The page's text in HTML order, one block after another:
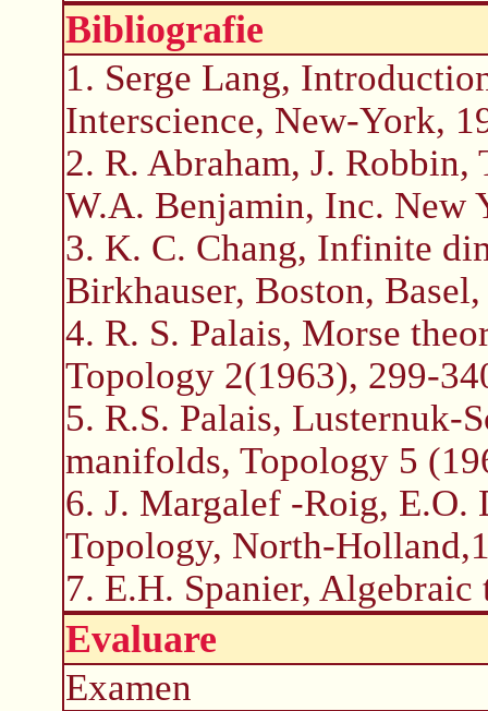
Bibliografie
1. Serge Lang,
Interscience, New-York,
2. R. Abraham, J.
W.A. Benjamin, Inc. New
3. K. C. Chang, Infinite
Birkhauser, Boston,
4. R. S. Palais, Morse
Topology 2(1963), 299-
5. R.S. Palais, Lusternuk-
manifolds, Topology 5
6. J. Margalef -Roig,
Topology, North-
7. E.H. Spanier,
Evaluare
Examen